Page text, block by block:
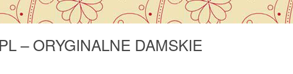
– ORYGINALNE DAMSKIE